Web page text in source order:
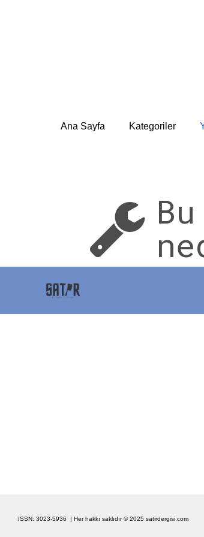
Ana Sayfa Kategoriler

ISSN: 3023-5936 | Her hakkı saklıdır © 2025 satirdergisi.com